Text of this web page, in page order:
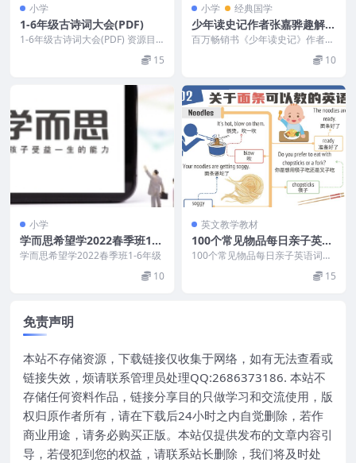
小学
1-6年级古诗词大会(PDF)
1-6年级古诗词大会(PDF) 资源目
15
小学 经典国学
少年读史记作者张嘉骅趣解史
记共50集+mp3音频
百万畅销书《少年读史记》作者张
嘉骅以其深厚的国学底蕴和崭新的
10
小学
学而思希望学2022春季班1-6
年级
学而思希望学2022春季班1-6年级
10
英文教学教材
100个常见物品每日亲子英语
词汇视频(MP4)
100个常见物品每日亲子英语词汇
15
免责声明
本站不存储资源，下载链接仅收集于网络，如有无法查看或
链接失效，烦请联系管理员处理QQ:2686373186. 本站不
存储任何资料作品，链接分享目的只做学习和交流使用，版
权归原作者所有，请在下载后24小时之内自觉删除，若作
商业用途，请务必购买正版。本站仅提供发布的文章内容引
导，若侵犯到您的权益，请联系站长删除，我们将及时处